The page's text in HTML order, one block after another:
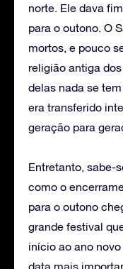
norte. Ele dava
para o outono. O
mortos, e pouco
religião antiga
delas nada se
era transferido
geração para
Entretanto, sabe-
como o
para o outono
grande festival
início ao ano
data mais